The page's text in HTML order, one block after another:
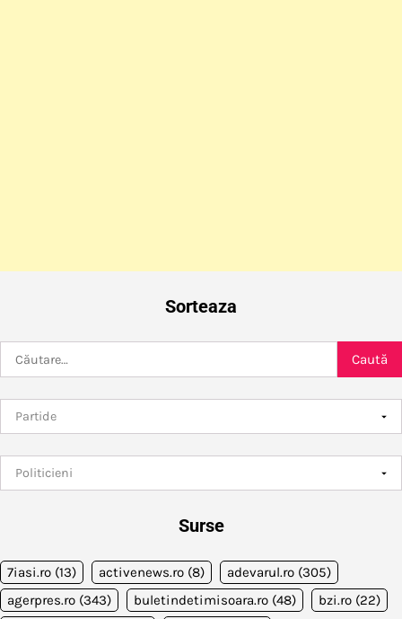
Sorteaza
Caută
după:
Surse
7iasi.ro (13) activenews.ro (8) adevarul.ro (305)
agerpres.ro (343) buletindetimisoara.ro (48) bzi.ro (22)